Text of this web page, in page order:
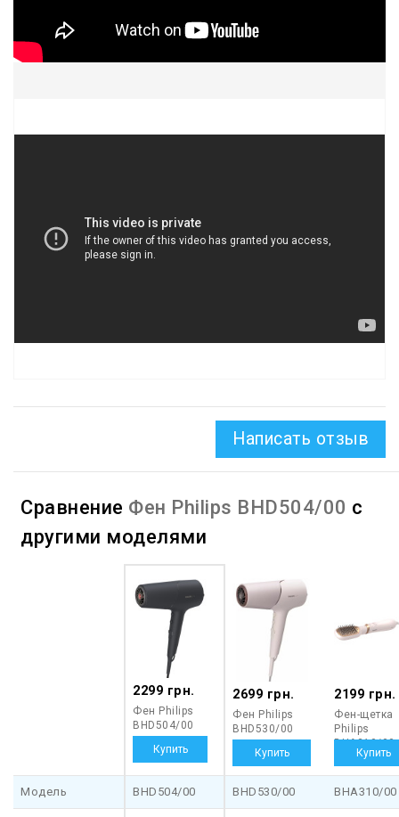
Написать отзыв
Сравнение Фен Philips BHD504/00 с
другими моделями
2299 грн.
Фен Philips
BHD504/00
2699 грн.
Фен Philips
BHD530/00
2199 грн.
Фен-щетка
Philips
BHA310/00
Модель BHD504/00 BHD530/00 BHA310/00